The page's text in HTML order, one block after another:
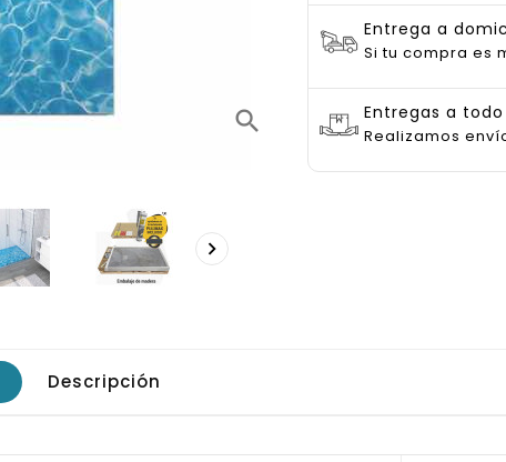
search

Entrega a
Si tu compra es
Entregas a todo
Realizamos
Descripción